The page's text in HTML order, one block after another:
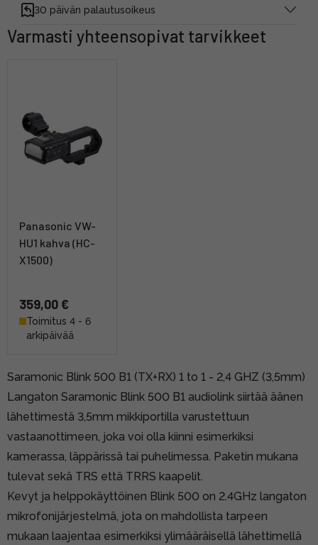
30 päivän palautusoikeus
Varmasti yhteensopivat tarvikkeet
Panasonic VW-
HU1 kahva (HC-
X1500)
359,00 €
Toimitus 4 - 6
arkipäivää
Saramonic Blink 500 B1 (TX+RX) 1 to 1 - 2,4 GHZ (3,5mm)
Langaton Saramonic Blink 500 B1 audiolink siirtää äänen
lähettimestä 3,5mm mikkiportilla varustettuun
vastaanottimeen, joka voi olla kiinni esimerkiksi
kamerassa, läppärissä tai puhelimessa. Paketin mukana
tulevat sekä TRS että TRRS kaapelit.
Kevyt ja helppokäyttöinen Blink 500 on 2.4GHz langaton
mikrofonijärjestelmä, jota on mahdollista tarpeen
mukaan laajentaa esimerkiksi ylimääräisellä lähettimellä